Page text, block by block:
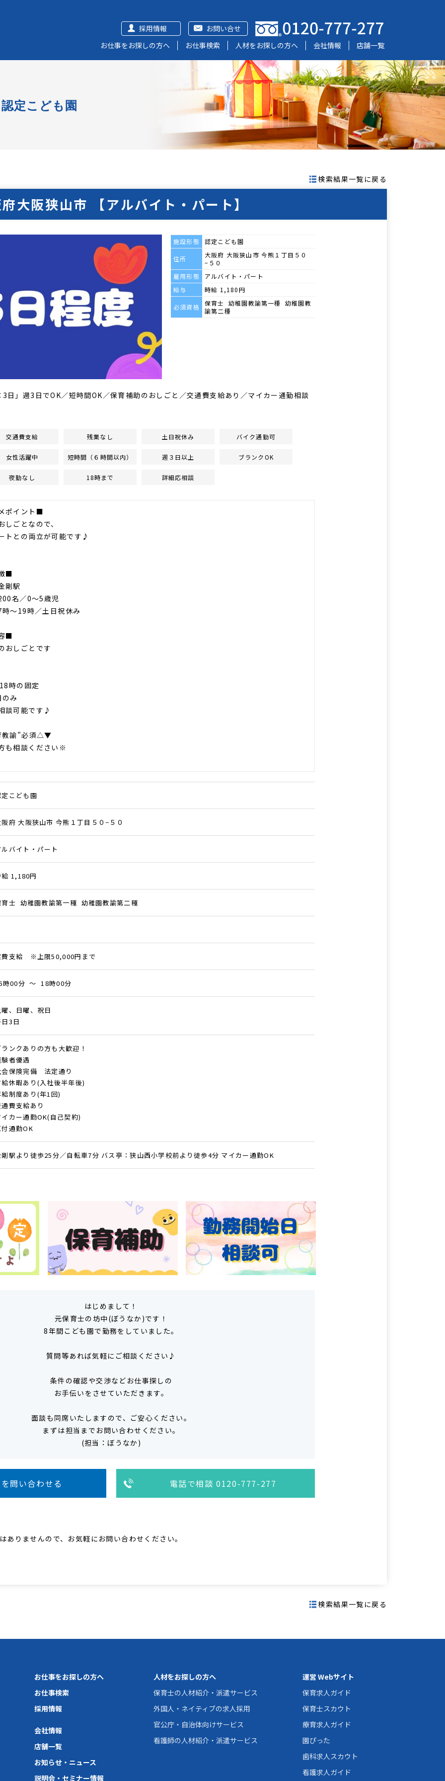
お問い合せ
採用情報
お仕事をお探しの方へ
お仕事検索 人材をお探しの方へ 会社情報 店舗一覧
認定こども園
検索結果一覧に戻る
大阪狭山市 【アルバイト・パート】
施設形態 認定こども園
住所
大阪府 大阪狭山市 今熊１丁目５０
−５０
雇用形態
アルバイト・パート
給与
時給 1,180円
必須資格
保育士 幼稚園教諭第一種 幼稚園教
諭第二種
」週3日でOK／短時間OK／保育補助のおしごと／交通費支給あり／マイカー通勤相談
交通費支給 残業なし 土日祝休み バイク通勤可
女性活躍中 短時間（６時間以内） 週３日以上 ブランクOK
夜勤なし 18時まで 詳細応相談
ポイント■
しごとなので、
トとの両立が可能です♪
■
剛駅
名／0～5歳児
19時／土日祝休み
■
おしごとです
時の固定
み
可能です♪
諭”必須△▼
も相談ください※
定こども園
府 大阪狭山市 今熊１丁目５０−５０
バイト・パート
給 1,180円
育士 幼稚園教諭第一種 幼稚園教諭第二種
費支給 ※上限50,000円まで
時00分 ～ 18時00分
、日曜、祝日
3日
ンクありの方も大歓迎！
者優遇
会保険完備 法定通り
給休暇あり(入社後半年後)
給制度あり(年1回)
費支給あり
イカー通勤OK(自己契約)
通勤OK
剛駅より徒歩25分／自転車7分 バス亭：狭山西小学校前より徒歩4分 マイカー通勤OK
はじめまして！
元保育士の坊中(ぼうなか)です！
8年間こども園で勤務をしていました。
質問等あれば気軽にご相談ください♪
条件の確認や交渉などお仕事探しの
お手伝いをさせていただきます。
面談も同席いたしますので、ご安心ください。
まずは担当までお問い合わせください。
(担当：ぼうなか)
問い合わせる 電話で相談 0120-777-277
りませんので、お気軽にお問い合わせください。
検索結果一覧に戻る
お仕事をお探しの方へ
お仕事検索
採用情報
人材をお探しの方へ
保育士の人材紹介・派遣サービス
外国人・ネイティブの求人採用
官公庁・自治体向けサービス
看護師の人材紹介・派遣サービス
会社情報
店舗一覧
お知らせ・ニュース
説明会・セミナー情報
運営 Webサイト
保育求人ガイド
保育士スカウト
療育求人ガイド
園ぴった
歯科求人スカウト
看護求人ガイド